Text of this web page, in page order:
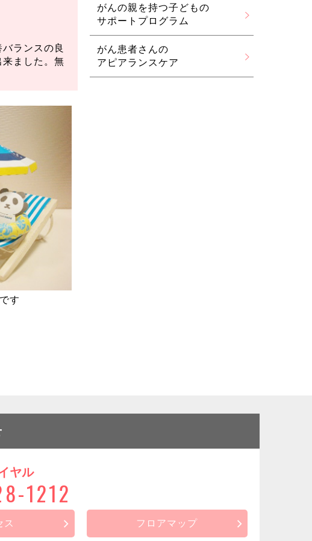
ランスの良
ました。無
す
がんの親を持つ子どもの
サポートプログラム
がん患者さんの
アピアランスケア
ヤル
1212
ス フロアマップ